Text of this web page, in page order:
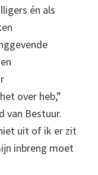
én als
over heb,”
van Bestuur.
uit of ik er zit
inbreng moet